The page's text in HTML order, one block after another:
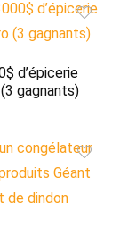
d’épicerie
gagnants)